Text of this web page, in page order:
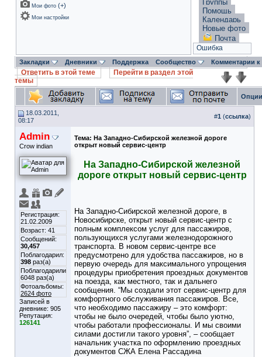
Мои фото (+)
Мои настройки
Группы
Помощь
Календарь
Новые фото
Почта
Ошибка
Закладки Дневники Поддержка Сообщество Комментарии
Ответить в этой теме
Перейти в раздел этой
темы
18.03.2011,
08:17
#1 (ссылка)
Admin
Crow indian
Регистрация:
21.02.2009
Возраст: 41
Сообщений:
30,457
Поблагодарил:
398 раз(а)
Поблагодарили
6048 раз(а)
Фотоальбомы:
2624 фото
Записей в
дневнике: 905
Репутация:
126141
Тема: На Западно-Сибирской железной дороге
открыт новый сервис-центр
На Западно-Сибирской железной
дороге открыт новый сервис-центр
На Западно-Сибирской железной дороге, в
Новосибирске, открыт новый сервис-центр с
полным комплексом услуг для пассажиров,
пользующихся услугами железнодорожного
транспорта. В новом сервис-центре все
предусмотрено для удобства пассажиров, но в
первую очередь для максимального упрощения
процедуры приобретения проездных документов
на поезда, как местного, так и дальнего
сообщения. “Мы создали этот сервис-центр для
комфортного обслуживания пассажиров. Все,
что необходимо пассажиру – это комфорт:
чтобы не было очередей, чтобы было уютно,
чтобы работали профессионалы. И мы своими
силами достигли такого уровня”, – сообщает
начальник участка по оформлению проездных
документов СЖА Елена Рассадина